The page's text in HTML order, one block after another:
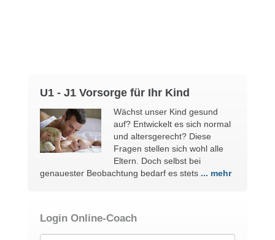
Kinderrezepte
U1 - J1 Vorsorge für Ihr Kind
Wächst unser Kind gesund
auf? Entwickelt es sich normal
und altersgerecht? Diese
Fragen stellen sich wohl alle
Eltern. Doch selbst bei
genauester Beobachtung bedarf es stets ... mehr
Login Online-Coach